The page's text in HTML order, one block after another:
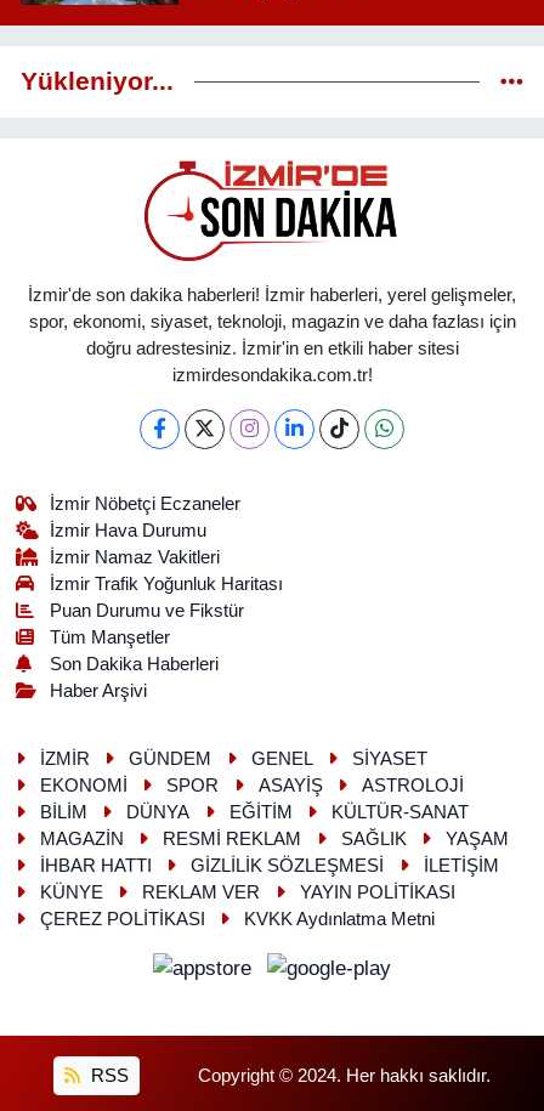
Yükleniyor...
İzmir'de son dakika haberleri! İzmir haberleri, yerel gelişmeler,
spor, ekonomi, siyaset, teknoloji, magazin ve daha fazlası için
doğru adrestesiniz. İzmir'in en etkili haber sitesi
izmirdesondakika.com.tr!
İzmir Nöbetçi Eczaneler
İzmir Hava Durumu
İzmir Namaz Vakitleri
İzmir Trafik Yoğunluk Haritası
Puan Durumu ve Fikstür
Tüm Manşetler
Son Dakika Haberleri
Haber Arşivi
İZMİR GÜNDEM GENEL
SİYASET
EKONOMİ
SPOR ASAYİŞ
ASTROLOJİ
BİLİM
DÜNYA EĞİTİM
KÜLTÜR-SANAT
MAGAZİN
RESMİ REKLAM SAĞLIK
YAŞAM
İHBAR HATTI
GİZLİLİK SÖZLEŞMESİ
İLETİŞİM
KÜNYE
REKLAM VER
YAYIN POLİTİKASI
ÇEREZ POLİTİKASI
KVKK Aydınlatma Metni
RSS Copyright © 2024. Her hakkı saklıdır.